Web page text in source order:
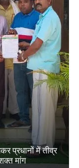
प्रधानों में तीव्र
मांग